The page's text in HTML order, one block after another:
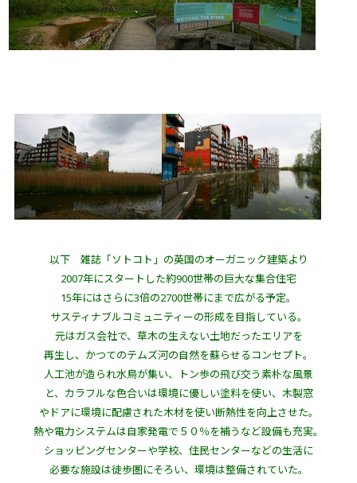
以下 雑誌「ソトコト」の英国のオーガニック建築より
2007年にスタートした約900世帯の巨大な集合住宅
15年にはさらに3倍の2700世帯にまで広がる予定。
サスティナブルコミュニティーの形成を目指している。
元はガス会社で、草木の生えない土地だったエリアを
再生し、かつてのテムズ河の自然を蘇らせるコンセプト。
人工池が造られ水鳥が集い、トン歩の飛び交う素朴な風景
と、カラフルな色合いは環境に優しい塗料を使い、木製窓
やドアに環境に配慮された木材を使い断熱性を向上させた。
熱や電力システムは自家発電で５０％を補うなど設備も充実。
ショッピングセンターや学校、住民センターなどの生活に
必要な施設は徒歩圏にそろい、環境は整備されていた。